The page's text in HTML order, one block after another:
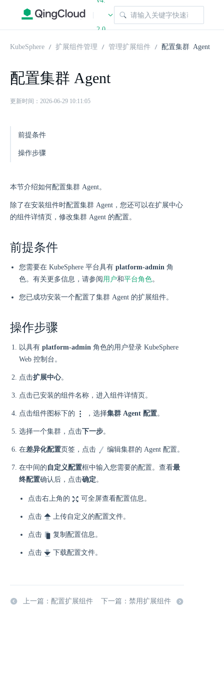
|
2.0
KubeSphere 扩展组件管理 管理扩展组件 配置集群 Agent
配置集群 Agent
更新时间：2026-06-29 10:11:05
前提条件
操作步骤
本节介绍如何配置集群 Agent。
除了在安装组件时配置集群 Agent，您还可以在扩展中心
的组件详情页，修改集群 Agent 的配置。
前提条件
您需要在 KubeSphere 平台具有 platform-admin 角
色。有关更多信息，请参阅 用户和平台角色。
您已成功安装一个配置了集群 Agent 的扩展组件。
操作步骤
以具有 platform-admin 角色的用户登录 KubeSphere
Web 控制台。
点击扩展中心。
点击已安装的组件名称，进入组件详情页。
点击组件图标下的 ，选择集群 Agent 配置。
选择一个集群，点击下一步。
在差异化配置页签，点击 编辑集群的 Agent 配置。
在中间的 自定义配置框中输入您需要的配置。查看最
终配置确认后，点击确定。
点击右上角的 可全屏查看配置信息。
点击 上传自定义的配置文件。
点击 复制配置信息。
点击 下载配置文件。
上一篇：配置扩展组件 下一篇：禁用扩展组件